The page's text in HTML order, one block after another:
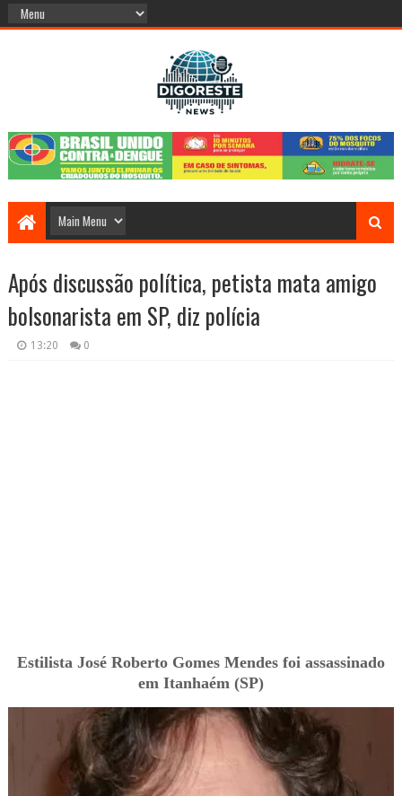
Após discussão política, petista mata amigo
bolsonarista em SP, diz polícia
13:20 0
Estilista José Roberto Gomes Mendes foi assassinado
em Itanhaém (SP)